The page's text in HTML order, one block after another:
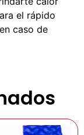
el rápido
caso de